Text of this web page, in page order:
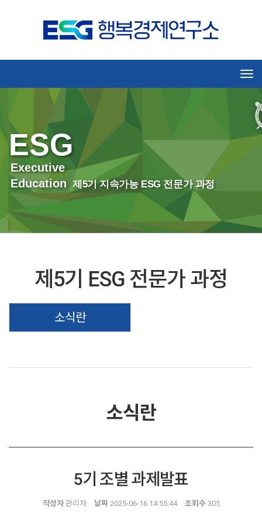
ESG
Executive
Education 제5기 지속가능 ESG 전문가 과정
제5기 ESG 전문가 과정
소식란
소식란
5기 조별 과제발표
작성자관리자 날짜2025-06-16 14:55:44 조회수305